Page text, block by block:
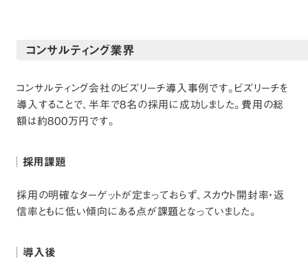
コンサルティング業界
コンサルティング会社のビズリーチ導入事例です。ビズリーチを
導入することで、半年で8名の採用に成功しました。費用の総
額は約800万円です。
採用課題
採用の明確なターゲットが定まっておらず、スカウト開封率・返
信率ともに低い傾向にある点が課題となっていました。
導入後